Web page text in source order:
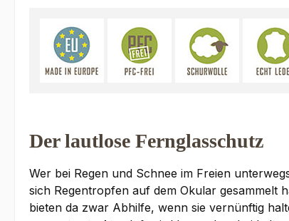
Der lautlose Fernglasschutz
Wer bei Regen und Schnee im Freien
sich Regentropfen auf dem Okular gesammelt
bieten da zwar Abhilfe, wenn sie vernünftig